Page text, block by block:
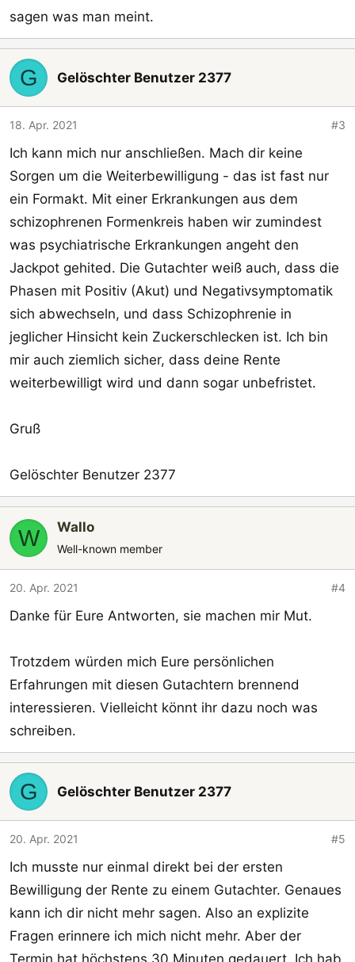
sagen was man meint.
G Gelöschter Benutzer 2377
18. Apr. 2021 #3
Ich kann mich nur anschließen. Mach dir keine
Sorgen um die Weiterbewilligung - das ist fast nur
ein Formakt. Mit einer Erkrankungen aus dem
schizophrenen Formenkreis haben wir zumindest
was psychiatrische Erkrankungen angeht den
Jackpot gehited. Die Gutachter weiß auch, dass die
Phasen mit Positiv (Akut) und Negativsymptomatik
sich abwechseln, und dass Schizophrenie in
jeglicher Hinsicht kein Zuckerschlecken ist. Ich bin
mir auch ziemlich sicher, dass deine Rente
weiterbewilligt wird und dann sogar unbefristet.
Gruß
Gelöschter Benutzer 2377
W Wallo
Well-known member
20. Apr. 2021 #4
Danke für Eure Antworten, sie machen mir Mut.
Trotzdem würden mich Eure persönlichen
Erfahrungen mit diesen Gutachtern brennend
interessieren. Vielleicht könnt ihr dazu noch was
schreiben.
G Gelöschter Benutzer 2377
20. Apr. 2021 #5
Ich musste nur einmal direkt bei der ersten
Bewilligung der Rente zu einem Gutachter. Genaues
kann ich dir nicht mehr sagen. Also an explizite
Fragen erinnere ich mich nicht mehr. Aber der
Termin hat höchstens 30 Minuten gedauert. Ich hab